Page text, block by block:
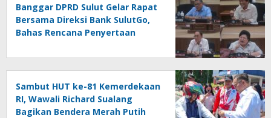
Banggar DPRD Sulut Gelar Rapat
Bersama Direksi Bank SulutGo,
Bahas Rencana Penyertaan
PPAS 2027
Sambut HUT ke-81 Kemerdekaan
RI, Wawali Richard Sualang
Bagikan Bendera Merah Putih